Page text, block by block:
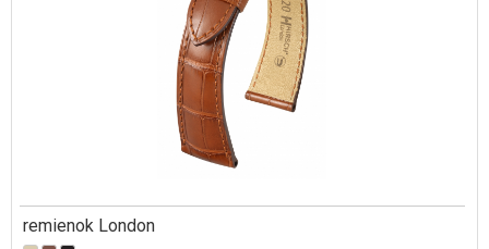
remienok London